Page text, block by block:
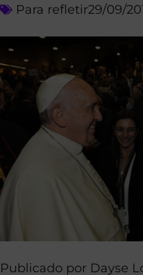
Para refletir29/09/
Publicado por Dayse